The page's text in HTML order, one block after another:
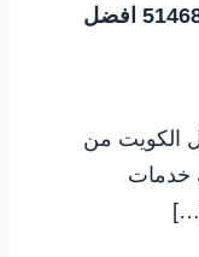
فني كهربائي منازل الكويت 51468212 افضل
الكويت من
خدمات
[…]